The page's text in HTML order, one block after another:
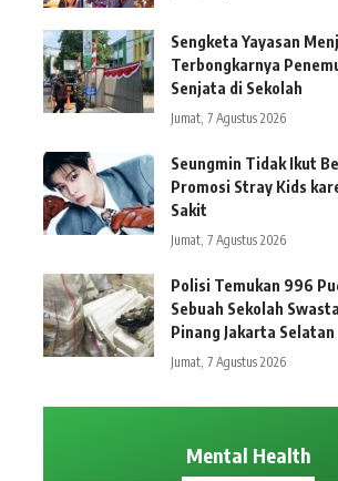
Sengketa Yayasan
Terbongkarnya
Senjata di Sekolah
Jumat, 7 Agustus 2026
Seungmin Tidak Ikut
Promosi Stray Kids
Sakit
Jumat, 7 Agustus 2026
Polisi Temukan 996
Sebuah Sekolah
Pinang Jakarta Selatan
Jumat, 7 Agustus 2026
Mental Health